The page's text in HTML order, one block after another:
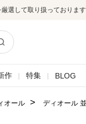
選して取り扱っております
作 | 特集 | BLOG
オール >
ディオール